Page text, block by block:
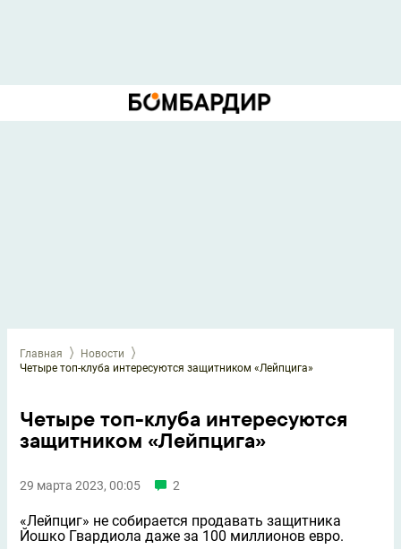
Главная
Новости
Четыре топ-клуба интересуются защитником «Лейпцига»
Четыре топ-клуба интересуются
защитником «Лейпцига»
29 марта 2023, 00:05 2
«Лейпциг» не собирается продавать защитника
Йошко Гвардиола даже за 100 миллионов евро.